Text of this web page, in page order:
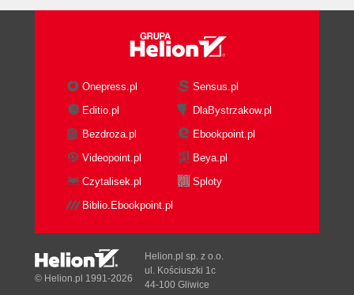
Onepress.pl
Sensus.pl
Editio.pl
DlaBystrzakow.pl
Bezdroza.pl
Ebookpoint.pl
Videopoint.pl
Beya.pl
Czytalisek.pl
Sploty
Biblio.Ebookpoint.pl
© Helion.pl 1991-2026
Helion.pl sp. z o.o.
ul. Kościuszki 1c
44-100 Gliwice